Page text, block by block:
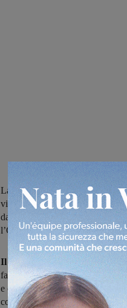
La squadra aquilotta nell’ultimo
vince il girone B del
da capogiro. Prossimo
l’Olmoponte, che ha vinto il
Il Montevarchi vince il girone B
fa in maniera perentoria,
e orasi prepara per la finale
conquistato il primo posto nel